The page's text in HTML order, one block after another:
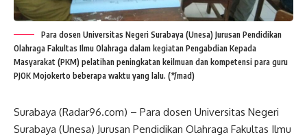
Para dosen Universitas Negeri Surabaya (Unesa) Jurusan Pendidikan
Olahraga Fakultas Ilmu Olahraga dalam kegiatan Pengabdian Kepada
Masyarakat (PKM) pelatihan peningkatan keilmuan dan kompetensi para guru
PJOK Mojokerto beberapa waktu yang lalu. (*/mad)
Surabaya (Radar96.com) – Para dosen Universitas Negeri
Surabaya (Unesa) Jurusan Pendidikan Olahraga Fakultas Ilmu